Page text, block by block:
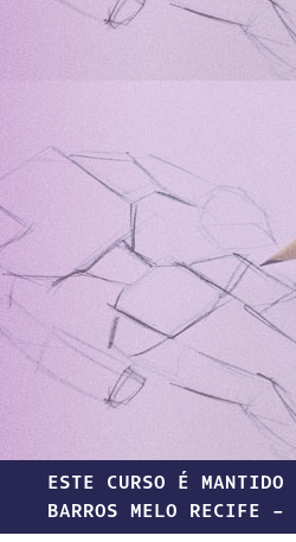
ESTE CURSO É MANTIDO
BARROS MELO RECIFE -